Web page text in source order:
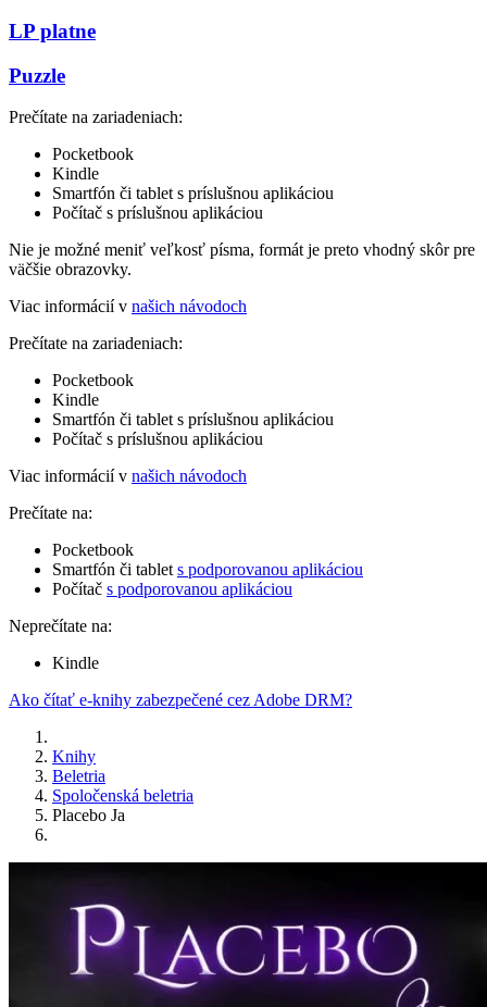
LP platne
Puzzle
Prečítate na zariadeniach:
Pocketbook
Kindle
Smartfón či tablet s príslušnou aplikáciou
Počítač s príslušnou aplikáciou
Nie je možné meniť veľkosť písma, formát je preto vhodný skôr pre
väčšie obrazovky.
Viac informácií v našich návodoch
Prečítate na zariadeniach:
Pocketbook
Kindle
Smartfón či tablet s príslušnou aplikáciou
Počítač s príslušnou aplikáciou
Viac informácií v našich návodoch
Prečítate na:
Pocketbook
Smartfón či tablet s podporovanou aplikáciou
Počítač s podporovanou aplikáciou
Neprečítate na:
Kindle
Ako čítať e-knihy zabezpečené cez Adobe DRM?
Knihy
Beletria
Spoločenská beletria
Placebo Ja